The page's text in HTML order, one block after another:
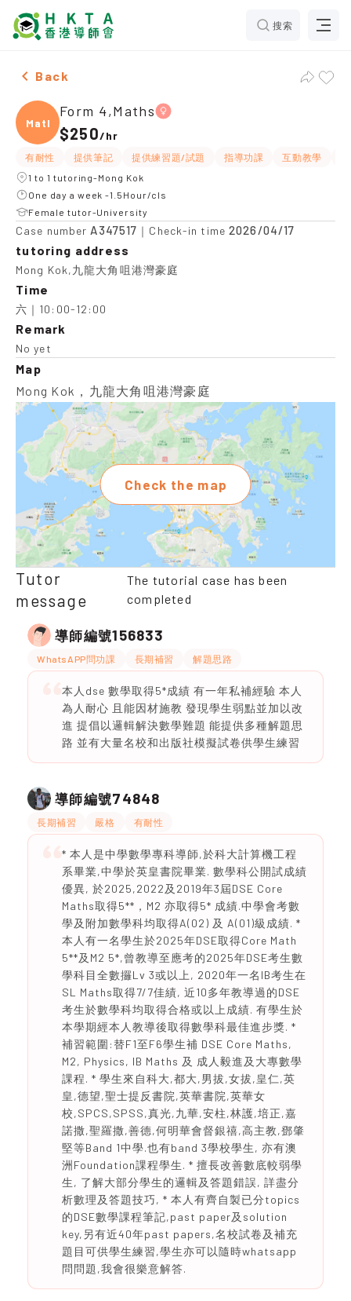
搜索
Female Form 4,Maths，Mong Kok Tuition
Back
Maths
Form 4,Maths
$250/hr
有耐性 提供筆記 提供練習題/試題 指導功課 互動教學
1 to 1 tutoring-Mong Kok
One day a week -1.5Hour/cls
Female tutor-University
Case number A347517 ｜Check-in time2026/04/17
tutoring address
Mong Kok,九龍大角咀港灣豪庭
Time
六｜10:00-12:00
Remark
No yet
Map
Mong Kok，九龍大角咀港灣豪庭
Check the map
Tutor
message
The tutorial case has been
completed
導師編號156833
WhatsAPP問功課 長期補習 解題思路
本人dse 數學取得5*成績 有一年私補經驗 本人
為人耐心 且能因材施教 發現學生弱點並加以改
進 提倡以邏輯解決數學難題 能提供多種解題思
路 並有大量名校和出版社模擬試卷供學生練習
導師編號74848
長期補習 嚴格 有耐性
* 本人是中學數學專科導師,於科大計算機工程
系畢業,中學於英皇書院畢業. 數學科公開試成績
優異, 於2025,2022及2019年3屆DSE Core
Maths取得5**，M2 亦取得5* 成績.中學會考數
學及附加數學科均取得A(02) 及 A(01)級成績. *
本人有一名學生於2025年DSE取得Core Math
5**及M2 5*,曾教導至應考的2025年DSE考生數
學科目全數攞Lv 3或以上, 2020年一名IB考生在
SL Maths取得7/7佳績, 近10多年教導過的DSE
考生於數學科均取得合格或以上成績. 有學生於
本學期經本人教導後取得數學科最佳進步獎. *
補習範圍:替F1至F6學生補 DSE Core Maths,
M2, Physics, IB Maths 及 成人毅進及大專數學
課程. * 學生來自科大,都大,男拔,女拔,皇仁,英
皇,德望,聖士提反書院,英華書院,英華女
校,SPCS,SPSS,真光,九華,安柱,林護,培正,嘉
諾撒,聖羅撒,善德,何明華會督銀禧,高主教,鄧肇
堅等Band 1中學.也有band 3學校學生, 亦有澳
洲Foundation課程學生. * 擅長改善數底較弱學
生, 了解大部分學生的邏輯及答題錯誤, 詳盡分
析數理及答題技巧, * 本人有齊自製已分topics
的DSE數學課程筆記,past paper及solution
key,另有近40年past papers,名校試卷及補充
題目可供學生練習,學生亦可以隨時whatsapp
問問題,我會很樂意解答.